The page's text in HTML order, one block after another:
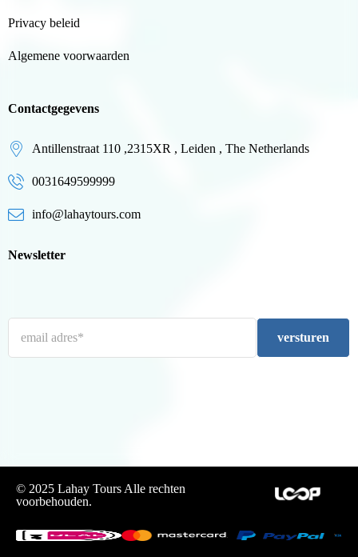
Privacy beleid
Algemene voorwaarden
Contactgegevens
Antillenstraat 110 ,2315XR , Leiden , The Netherlands
0031649599999
info@lahaytours.com
Newsletter
versturen
© 2025 Lahay Tours Alle rechten
voorbehouden.